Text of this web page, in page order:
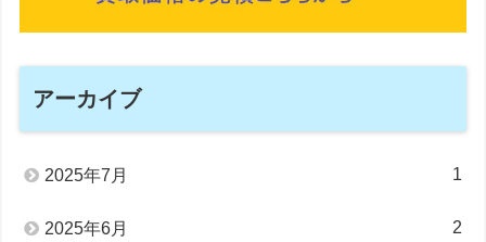
アーカイブ
2025年7月 1
2025年6月 2